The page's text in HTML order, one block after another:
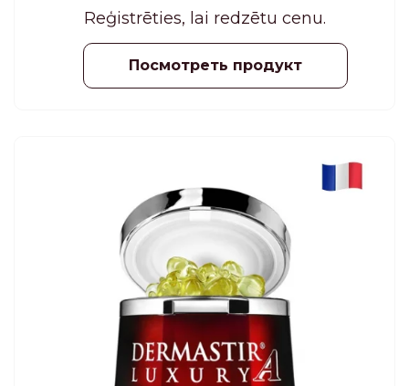
рН-баланс геля для контура глаз остается без
изменений.
Reģistrēties, lai redzētu cenu.
Посмотреть продукт